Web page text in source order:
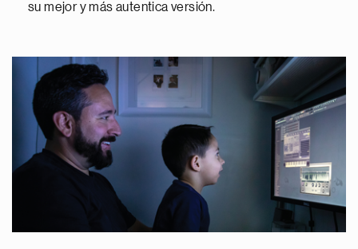
su mejor y más autentica versión.